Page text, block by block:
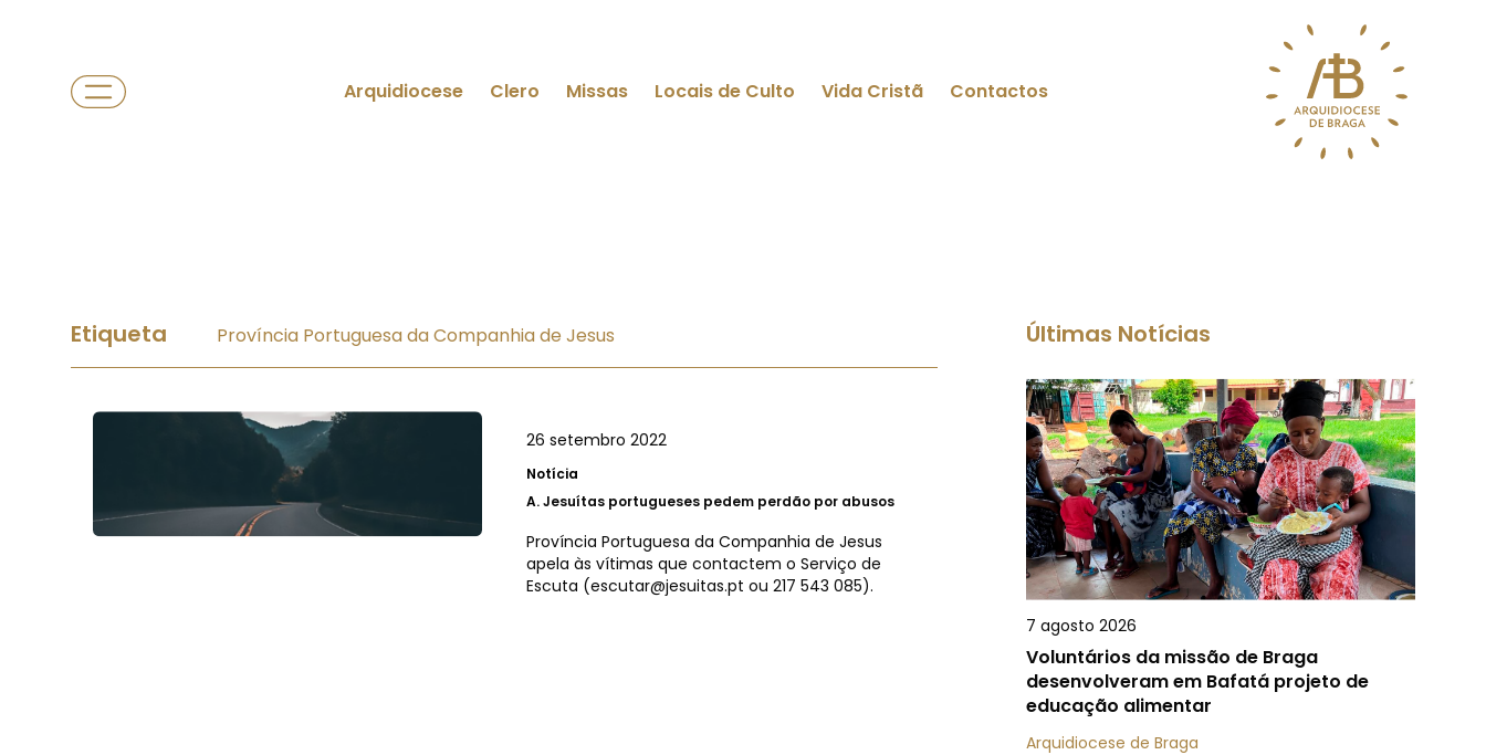
Arquidiocese Clero Missas Locais de Culto Vida Cristã Contactos
Etiqueta Província Portuguesa da Companhia de Jesus
26 setembro 2022
Notícia
A.Jesuítas portugueses pedem perdão por abusos
Província Portuguesa da Companhia de Jesus
apela às vítimas que contactem o Serviço de
Escuta (escutar@jesuitas.pt ou 217 543 085).
Últimas Notícias
7 agosto 2026
Voluntários da missão de Braga
desenvolveram em Bafatá projeto de
educação alimentar
Arquidiocese de Braga